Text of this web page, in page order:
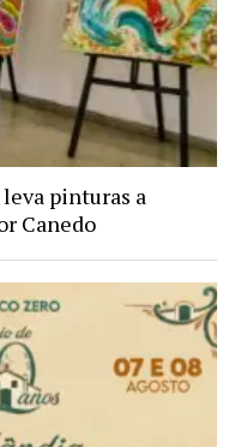
leva pinturas a
Canedo